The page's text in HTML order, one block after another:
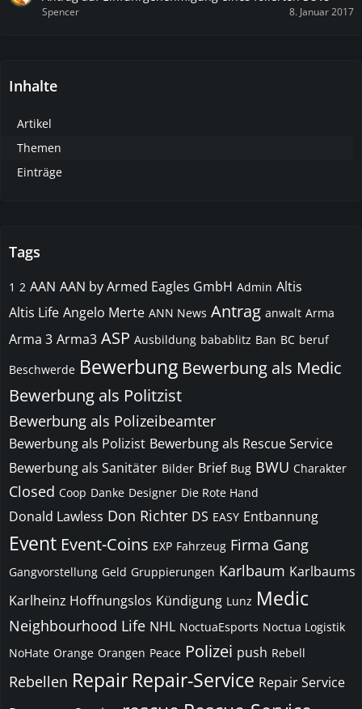
Spencer 8. Januar 2017
Inhalte
Artikel
Themen
Einträge
Tags
1 2 AAN AAN by Armed Eagles GmbH Admin Altis
Altis Life Angelo Merte ANN News Antrag anwalt Arma
Arma 3 Arma3 ASP Ausbildung babablitz Ban BC beruf
Beschwerde Bewerbung Bewerbung als Medic
Bewerbung als Politzist
Bewerbung als Polizeibeamter
Bewerbung als Polizist Bewerbung als Rescue Service
Bewerbung als Sanitäter Bilder Brief Bug BWU Charakter
Closed Coop Danke Designer Die Rote Hand
Donald Lawless Don Richter DS EASY Entbannung
Event Event-Coins EXP Fahrzeug Firma Gang
Gangvorstellung Geld Gruppierungen Karlbaum Karlbaums
Karlheinz Hoffnungslos Kündigung Lunz Medic
Neighbourhood Life NHL NoctuaEsports Noctua Logistik
NoHate Orange Orangen Peace Polizei push Rebell
Rebellen Repair Repair-Service Repair Service